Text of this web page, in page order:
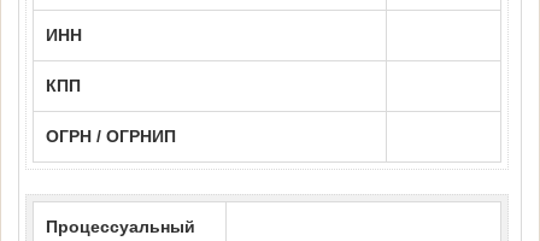
ИНН
КПП
ОГРН / ОГРНИП
Процессуальный